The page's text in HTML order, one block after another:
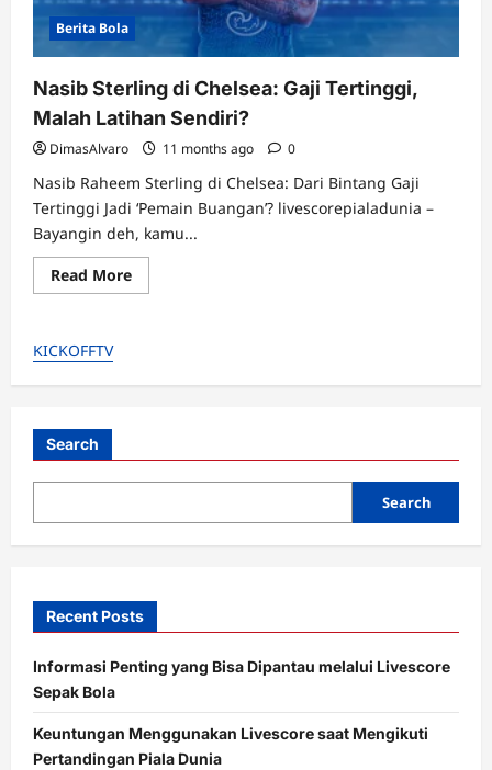
Berita Bola
Nasib Sterling di Chelsea: Gaji Tertinggi,
Malah Latihan Sendiri?
DimasAlvaro 11 months ago 0
Nasib Raheem Sterling di Chelsea: Dari Bintang Gaji
Tertinggi Jadi ‘Pemain Buangan’? livescorepialadunia –
Bayangin deh, kamu...
Read MoreRead
more
Gaji
KICKOFFTV
Search
Search
Recent Posts
Informasi Penting yang Bisa Dipantau melalui Livescore
Sepak Bola
Keuntungan Menggunakan Livescore saat Mengikuti
Pertandingan Piala Dunia